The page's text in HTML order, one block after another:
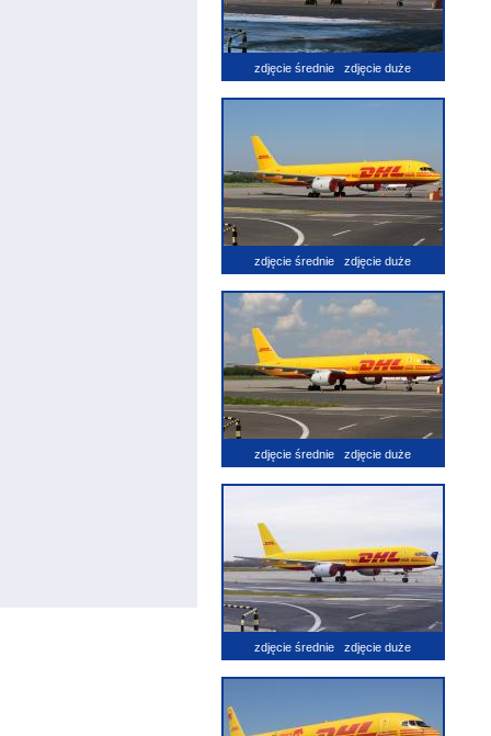
zdjęcie średnie zdjęcie duże
zdjęcie średnie zdjęcie duże
zdjęcie średnie zdjęcie duże
zdjęcie średnie zdjęcie duże